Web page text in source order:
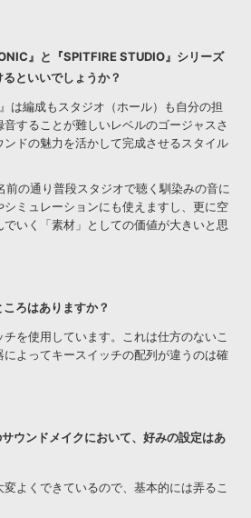
』と『SPITFIRE STUDIO』シリーズ
といいでしょうか？
は編成もスタジオ（ホール）も自分の担
することが難しいレベルのゴージャスさ
ドの魅力を活かして完成させるスタイル
前の通り普段スタジオで聴く馴染みの音に
ミュレーションにも使えますし、更に空
いく「素材」としての価値が大きいと思
ろはありますか？
を使用しています。これは仕方のないこ
によってキースイッチの配列が違うのは確
ウンドメイクにおいて、好みの設定はあ
よくできているので、基本的には弄るこ